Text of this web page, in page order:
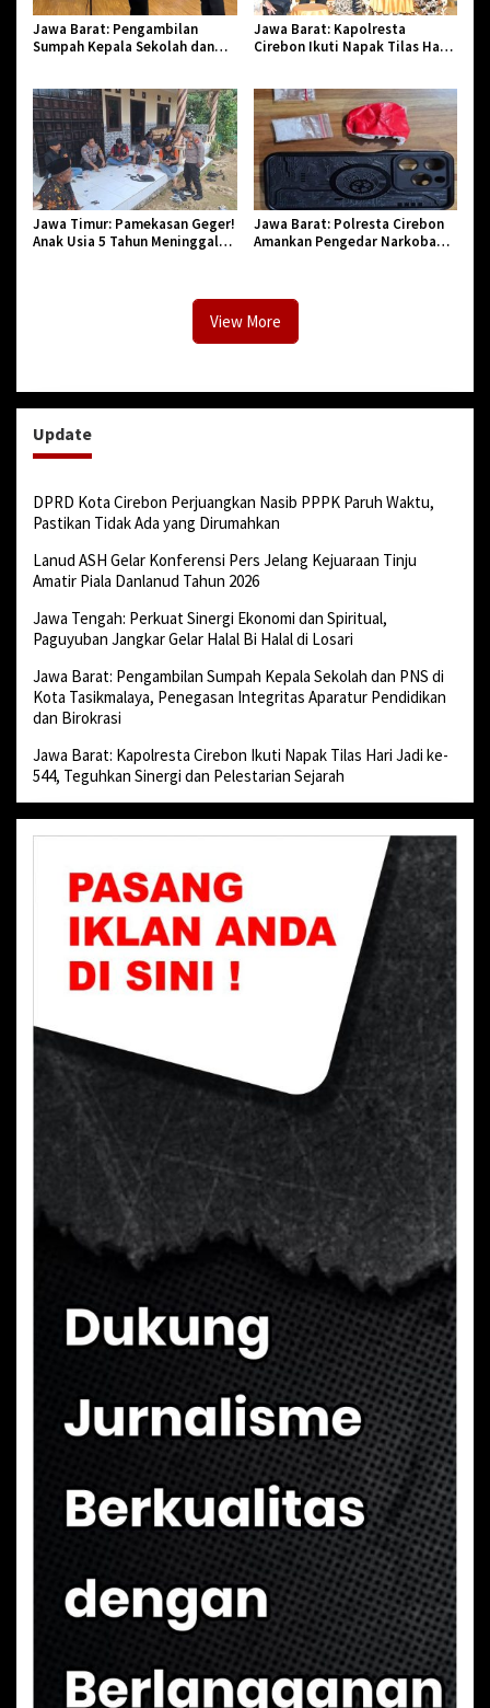
Jawa Barat: Pengambilan
Sumpah Kepala Sekolah dan
Pendidikan dan Birokrasi
Jawa Barat: Kapolresta
Cirebon Ikuti Napak Tilas Hari
Jawa Timur: Pamekasan Geger!
Anak Usia 5 Tahun Meninggal
Jawa Barat: Polresta Cirebon
Amankan Pengedar Narkoba
View More
Update
DPRD Kota Cirebon Perjuangkan Nasib PPPK Paruh Waktu,
Pastikan Tidak Ada yang Dirumahkan
Lanud ASH Gelar Konferensi Pers Jelang Kejuaraan Tinju
Amatir Piala Danlanud Tahun 2026
Jawa Tengah: Perkuat Sinergi Ekonomi dan Spiritual,
Paguyuban Jangkar Gelar Halal Bi Halal di Losari
Jawa Barat: Pengambilan Sumpah Kepala Sekolah dan PNS di
Kota Tasikmalaya, Penegasan Integritas Aparatur Pendidikan
dan Birokrasi
Jawa Barat: Kapolresta Cirebon Ikuti Napak Tilas Hari Jadi ke-
544, Teguhkan Sinergi dan Pelestarian Sejarah